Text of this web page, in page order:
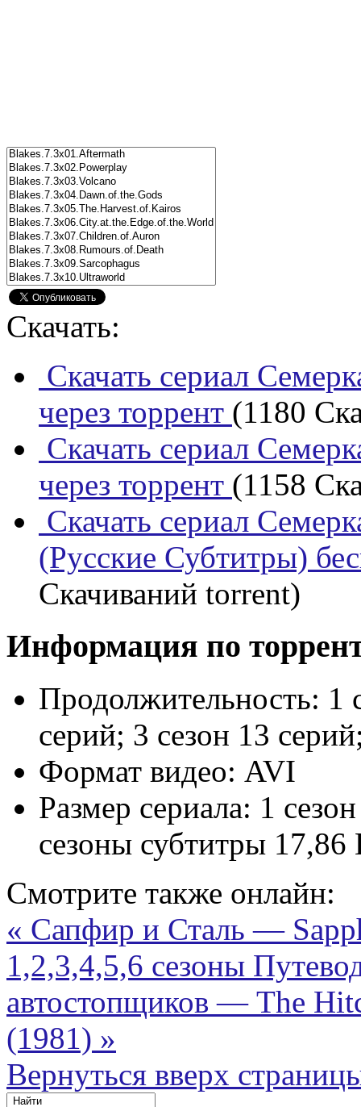
Скачать:
Скачать сериал
через торрент (1180
Скачать сериал
через торрент (1158
Скачать сериал
(Русские Субтитры)
Скачиваний torrent)
Информация по
Продолжительность: 1
серий; 3 сезон 13
Формат видео: AVI
Размер сериала: 1
сезоны субтитры 17,86
Смотрите также онлайн:
« Сапфир и Сталь —
1,2,3,4,5,6 сезоны
автостопщиков — The
(1981) »
Вернуться вверх